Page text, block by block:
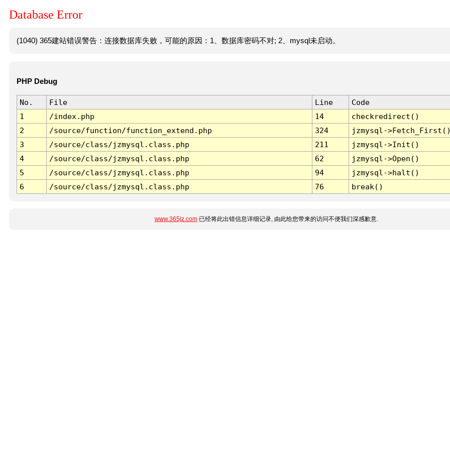
Database Error
(1040) 365建站错误警告：连接数据库失败，可能的原因：1、数据库密码不对; 2、mysql未启动。
PHP Debug
No. File Line
Code
1
/index.php 14
checkredirect()
2
/source/function/function_extend.php 324
jzmysql-
3
/source/class/jzmysql.class.php 211
jzmysql->Init()
4
/source/class/jzmysql.class.php 62
jzmysql->Open()
5
/source/class/jzmysql.class.php 94
jzmysql->halt()
6
/source/class/jzmysql.class.php 76 break()
www.365jz.com已经将此出错信息详细记录, 由此给您带来的访问不便我们深感歉意.